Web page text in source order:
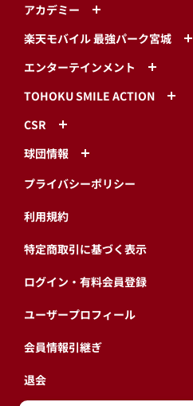
アカデミー
楽天モバイル 最強パーク宮城
エンターテインメント
TOHOKU SMILE ACTION
CSR
球団情報
プライバシーポリシー
利用規約
特定商取引に基づく表示
ログイン・有料会員登録
ユーザープロフィール
会員情報引継ぎ
退会